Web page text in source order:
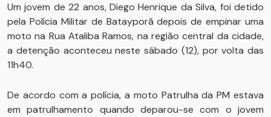
Um jovem de 22 anos, Diego Henrique da Silva, foi detido
pela Polícia Militar de Batayporã depois de empinar uma
moto na Rua Ataliba Ramos, na região central da cidade,
a detenção aconteceu neste sábado (12), por volta das
11h40.
De acordo com a polícia, a moto Patrulha da PM estava
em patrulhamento quando deparou-se com o jovem